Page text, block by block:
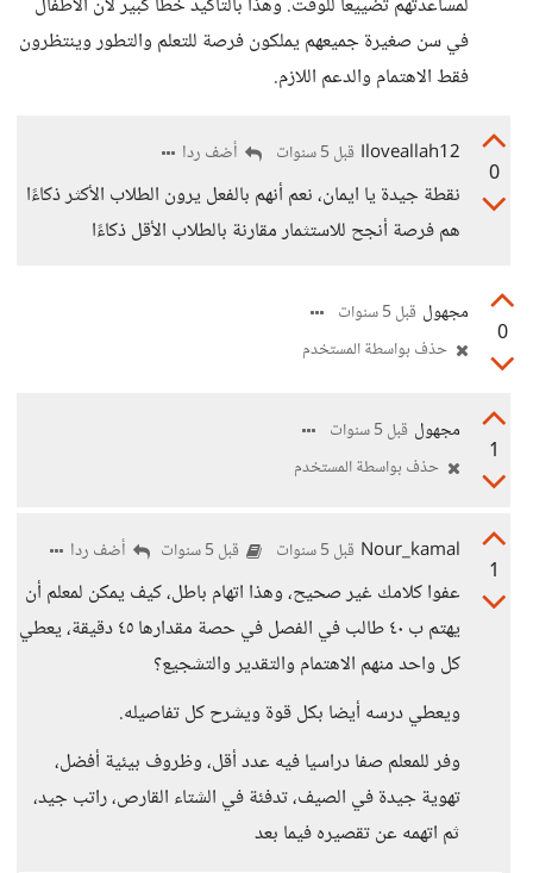
في سن صغيرة جميعهم يملكون فرصة للتعلم والتطور وينتظرون
فقط الاهتمام والدعم اللازم.
0
Iloveallah12 قبل 5 سنوات أضف ردا
نقطة جيدة يا ايمان، نعم أنهم بالفعل يرون الطلاب الأكثر ذكاءًا
هم فرصة أنجح للاستثمار مقارنة بالطلاب الأقل ذكاءًا
0
مجهول قبل 5 سنوات
حذف بواسطة المستخدم
1
مجهول قبل 5 سنوات
حذف بواسطة المستخدم
1
Nour_kamal قبل 5 سنوات قبل 5 سنوات أضف ردا
عفوا كلامك غير صحيح، وهذا اتهام باطل، كيف يمكن لمعلم أن
يهتم ب ٤٠ طالب في الفصل في حصة مقدارها ٤٥ دقيقة، يعطي
كل واحد منهم الاهتمام والتقدير والتشجيع؟
ويعطي درسه أيضا بكل قوة ويشرح كل تفاصيله.
وفر للمعلم صفا دراسيا فيه عدد أقل، وظروف بيئية أفضل،
تهوية جيدة في الصيف، تدفئة في الشتاء القارص، راتب جيد،
ثم اتهمه عن تقصيره فيما بعد